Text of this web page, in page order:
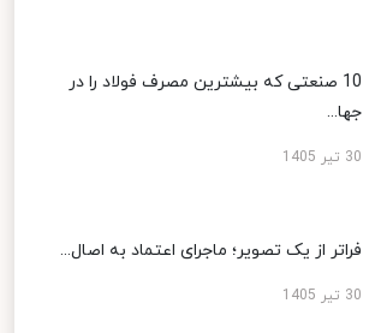
10 صنعتی که بیشترین مصرف فولاد را در
جها...
30 تیر 1405
فراتر از یک تصویر؛ ماجرای اعتماد به اصال...
30 تیر 1405